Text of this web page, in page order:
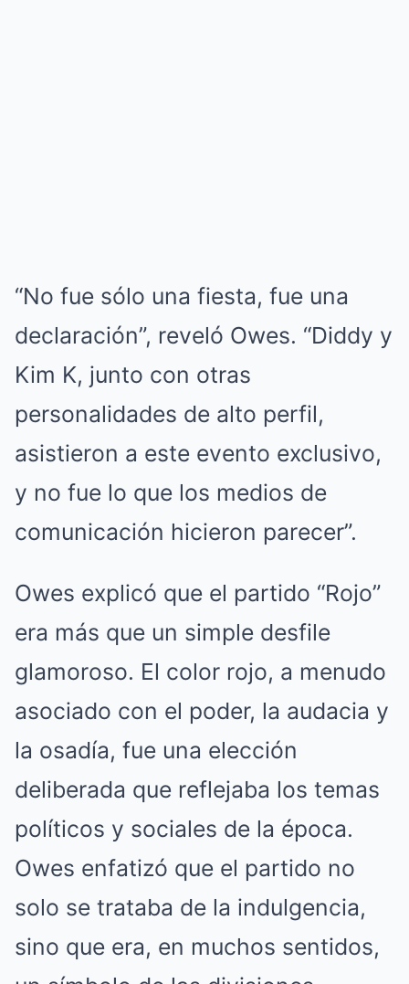
“No fue sólo una fiesta, fue una
declaración”, reveló Owes. “Diddy y
Kim K, junto con otras
personalidades de alto perfil,
asistieron a este evento exclusivo,
y no fue lo que los medios de
comunicación hicieron parecer”.
Owes explicó que el partido “Rojo”
era más que un simple desfile
glamoroso. El color rojo, a menudo
asociado con el poder, la audacia y
la osadía, fue una elección
deliberada que reflejaba los temas
políticos y sociales de la época.
Owes enfatizó que el partido no
solo se trataba de la indulgencia,
sino que era, en muchos sentidos,